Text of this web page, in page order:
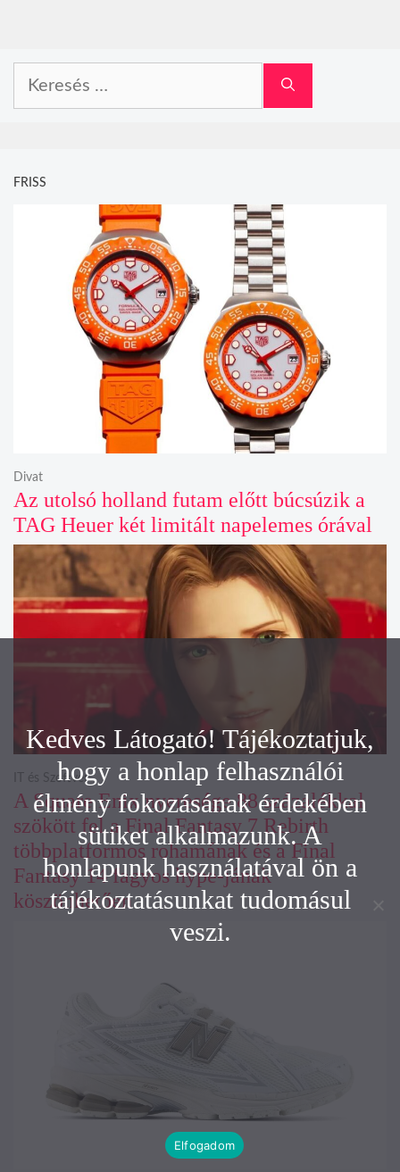
FRISS
Az utolsó holland futam előtt búcsúzik a
TAG Heuer két limitált napelemes órával
Divat
A Square Enix nyeresége 88 százalékkal
szökött fel a Final Fantasy 7 Rebirth
többplatformos rohamának és a Final
Fantasy 14 fagyos hype-jának
köszönhetően
IT és Szoftver
Kedves Látogató! Tájékoztatjuk,
hogy a honlap felhasználói
élmény fokozásának érdekében
sütiket alkalmazunk. A
honlapunk használatával ön a
tájékoztatásunkat tudomásul
veszi.
Elfogadom